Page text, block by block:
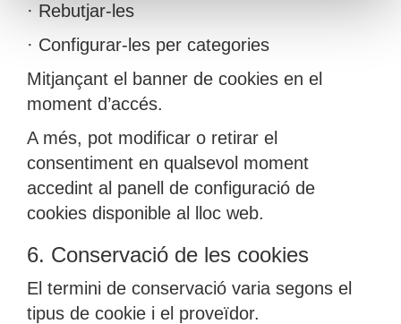
· Rebutjar-les
· Configurar-les per categories
Mitjançant el banner de cookies en el
moment d’accés.
A més, pot modificar o retirar el
consentiment en qualsevol moment
accedint al panell de configuració de
cookies disponible al lloc web.
6. Conservació de les cookies
El termini de conservació varia segons el
tipus de cookie i el proveïdor.